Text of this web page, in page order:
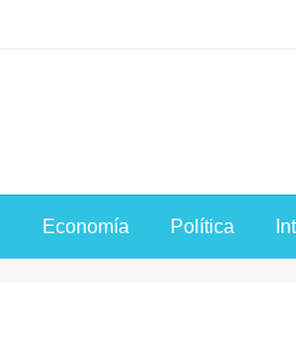
Economía Política